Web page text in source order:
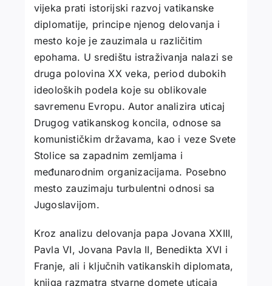
vijeka prati istorijski razvoj vatikanske
diplomatije, principe njenog delovanja i
mesto koje je zauzimala u različitim
epohama. U središtu istraživanja nalazi se
druga polovina XX veka, period dubokih
ideoloških podela koje su oblikovale
savremenu Evropu. Autor analizira uticaj
Drugog vatikanskog koncila, odnose sa
komunističkim državama, kao i veze Svete
Stolice sa zapadnim zemljama i
međunarodnim organizacijama. Posebno
mesto zauzimaju turbulentni odnosi sa
Jugoslavijom.
Kroz analizu delovanja papa Jovana XXIII,
Pavla VI, Jovana Pavla II, Benedikta XVI i
Franje, ali i ključnih vatikanskih diplomata,
knjiga razmatra stvarne domete uticaja